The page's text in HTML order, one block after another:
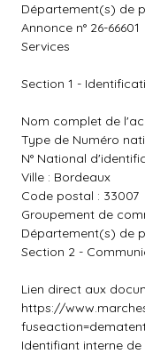
Département(s) de
Annonce n° 26-66601
Services
Section 1 -
Nom complet de
Type de Numéro
N° National
Ville : Bordeaux
Code postal : 33007
Groupement de
Département(s) de
Section 2 -
Lien direct aux
https://
Identifiant interne